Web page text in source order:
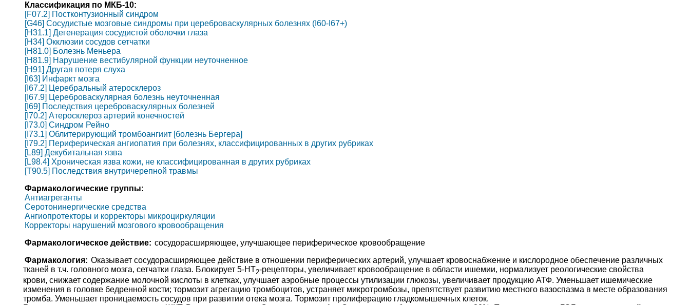
Классификация по МКБ-10:
[F07.2] Постконтузионный синдром
[G46] Сосудистые мозговые синдромы при цереброваскулярных болезнях (I60-I67+)
[H31.1] Дегенерация сосудистой оболочки глаза
[H34] Окклюзии сосудов сетчатки
[H81.0] Болезнь Меньера
[H81.9] Нарушение вестибулярной функции неуточненное
[H91] Другая потеря слуха
[I63] Инфаркт мозга
[I67.2] Церебральный атеросклероз
[I67.9] Цереброваскулярная болезнь неуточненная
[I69] Последствия цереброваскулярных болезней
[I70.2] Атеросклероз артерий конечностей
[I73.0] Синдром Рейно
[I73.1] Облитерирующий тромбоангиит [болезнь Бергера]
[I79.2] Периферическая ангиопатия при болезнях, классифицированных в других рубриках
[L89] Декубитальная язва
[L98.4] Хроническая язва кожи, не классифицированная в других рубриках
[T90.5] Последствия внутричерепной травмы
Фармакологические группы:
Антиагреганты
Серотонинергические средства
Ангиопротекторы и корректоры микроциркуляции
Корректоры нарушений мозгового кровообращения
Фармакологическое действие: сосудорасширяющее, улучшающее периферическое кровообращение
Фармакология: Оказывает сосудорасширяющее действие в отношении периферических артерий, улучшает кровоснабжение и кислородное обеспечение различных
тканей в т.ч. головного мозга, сетчатки глаза. Блокирует 5-HT2-рецепторы, увеличивает кровообращение в области ишемии, нормализует реологические свойства
крови, снижает содержание молочной кислоты в клетках, улучшает аэробные процессы утилизации глюкозы, увеличивает продукцию АТФ. Уменьшает ишемические
изменения в головке бедренной кости; тормозит агрегацию тромбоцитов, устраняет микротромбозы, препятствует развитию местного вазоспазма в месте образования
тромба. Уменьшает проницаемость сосудов при развитии отека мозга. Тормозит пролиферацию гладкомышечных клеток.